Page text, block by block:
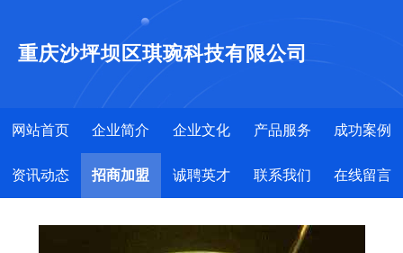
重庆沙坪坝区琪琬科技有限公司
网站首页 企业简介 企业文化 产品服务 成功案例
资讯动态 招商加盟 诚聘英才 联系我们 在线留言